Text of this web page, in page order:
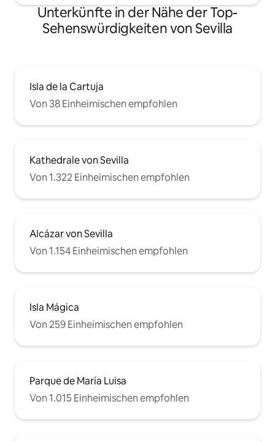
hay una puerta de cristal para salir al
pasillo, al lado de la puerta, hay un
pequeño gancho que tiene la llave de
esta puerta, para acceder al pasillo.
dir unser
Zeitschrift AD
vorgestellt wurde. Du kannst
Unterkünfte in der Nähe der Top-
Sehenswürdigkeiten von Sevilla
Isla de la Cartuja
Von 38 Einheimischen empfohlen
Kathedrale von Sevilla
Von 1.322 Einheimischen empfohlen
Alcázar von Sevilla
Von 1.154 Einheimischen empfohlen
Isla Mágica
Von 259 Einheimischen empfohlen
Parque de María Luisa
Von 1.015 Einheimischen empfohlen